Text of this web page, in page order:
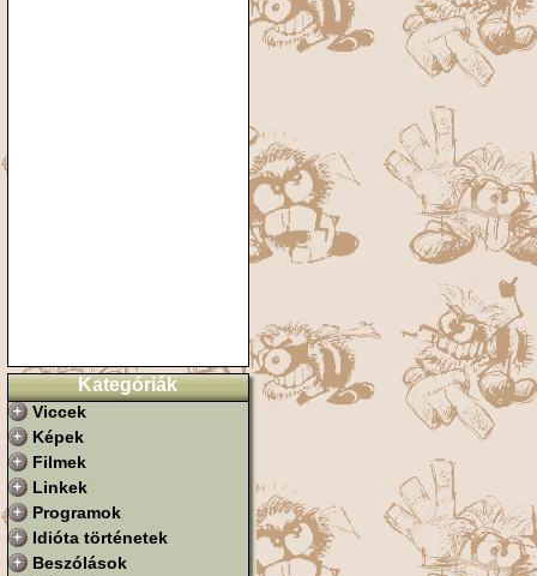
Kategóriák
Viccek
Képek
Filmek
Linkek
Programok
Idióta történetek
Beszólások